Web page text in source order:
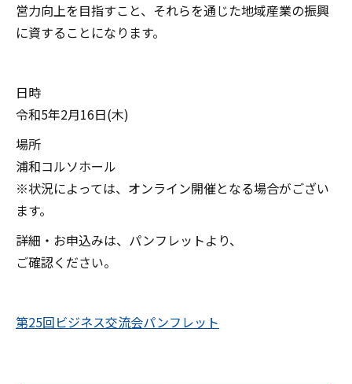
営力向上を目指すこと、それらを通じた地域産業の振興
に資することになります。
日時
令和5年2月16日(木)
場所
浦和コルソホール
※状況によっては、オンライン開催となる場合がござい
ます。
詳細・お申込みは、パンフレットより、
ご確認ください。
第25回ビジネス交流会パンフレット